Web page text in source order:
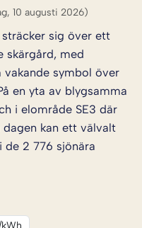
10 augusti 2026)
sträcker sig över ett
skärgård, med
symbol över
en yta av blygsamma
i elområde SE3 där
kan ett välvalt
2 776 sjönära
kWh